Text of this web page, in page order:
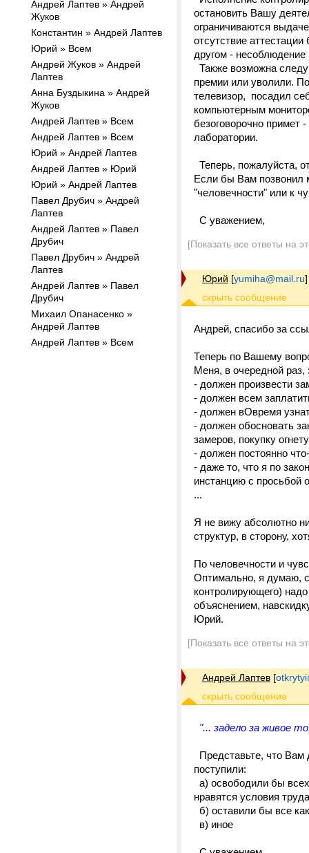
Андрей Лаптев » Андрей
Жуков
Константин » Андрей Лаптев
Юрий » Всем
Андрей Жуков » Андрей
Лаптев
Анна Буздыкина » Андрей
Жуков
Андрей Лаптев » Всем
Андрей Лаптев » Всем
Юрий » Андрей Лаптев
Андрей Лаптев » Юрий
Юрий » Андрей Лаптев
Павел Друбич » Андрей
Лаптев
Андрей Лаптев » Павел
Друбич
Павел Друбич » Андрей
Лаптев
Андрей Лаптев » Павел
Друбич
Михаил Опанасенко »
Андрей Лаптев
Андрей Лаптев » Всем
остановить Вашу
ограничиваются
отсутствие
другом - несоблюдение
Также возможна
премии или уволили.
телевизор, посадил
компьютерным
безоговорочно примет
лаборатории.
Теперь, пожалуйста,
Если бы Вам
"человечности" или к
С уважением,
[Показать все ответы на
Юрий [yumiha@mail.ru]
Андрей, спасибо за
Теперь по Вашему
Меня, в очередной раз,
- должен произвести
- должен всем
- должен вОвремя
- должен обосновать
замеров, покупку
- должен постоянно
- даже то, что я по
инстанцию с просьбой
...
Я не вижу абсолютно
структур, в сторону,
По человечности и
Оптимально, я думаю,
контролирующего)
объяснением,
Юрий.
[Показать все ответы на
Андрей Лаптев [
"... задело за живое
Представьте, что
поступили:
а) освободили бы
нравятся условия
б) оставили бы все
в) иное